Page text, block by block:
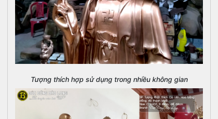
Tượng thích hợp sử dụng trong nhiều không gian